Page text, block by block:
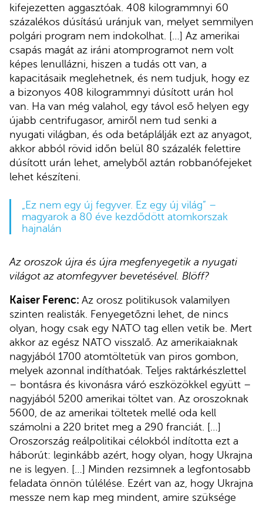
kifejezetten aggasztóak. 408 kilogrammnyi 60
százalékos dúsítású uránjuk van, melyet semmilyen
polgári program nem indokolhat. […] Az amerikai
csapás magát az iráni atomprogramot nem volt
képes lenullázni, hiszen a tudás ott van, a
kapacitásaik meglehetnek, és nem tudjuk, hogy ez
a bizonyos 408 kilogrammnyi dúsított urán hol
van. Ha van még valahol, egy távol eső helyen egy
újabb centrifugasor, amiről nem tud senki a
nyugati világban, és oda betáplálják ezt az anyagot,
akkor abból rövid időn belül 80 százalék felettire
dúsított urán lehet, amelyből aztán robbanófejeket
lehet készíteni.
„Ez nem egy új fegyver. Ez egy új világ” –
magyarok a 80 éve kezdődött atomkorszak
hajnalán
Az oroszok újra és újra megfenyegetik a nyugati
világot az atomfegyver bevetésével. Blöff?
Kaiser Ferenc: Az orosz politikusok valamilyen
szinten realisták. Fenyegetőzni lehet, de nincs
olyan, hogy csak egy NATO tag ellen vetik be. Mert
akkor az egész NATO visszalő. Az amerikaiaknak
nagyjából 1700 atomtöltetük van piros gombon,
melyek azonnal indíthatóak. Teljes raktárkészlettel
– bontásra és kivonásra váró eszközökkel együtt –
nagyjából 5200 amerikai töltet van. Az oroszoknak
5600, de az amerikai töltetek mellé oda kell
számolni a 220 britet meg a 290 franciát. […]
Oroszország reálpolitikai célokból indította ezt a
háborút: leginkább azért, hogy olyan, hogy Ukrajna
ne is legyen. […] Minden rezsimnek a legfontosabb
feladata önnön túlélése. Ezért van az, hogy Ukrajna
messze nem kap meg mindent, amire szüksége